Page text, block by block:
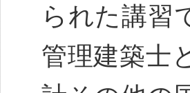
られた講習
管理建築士